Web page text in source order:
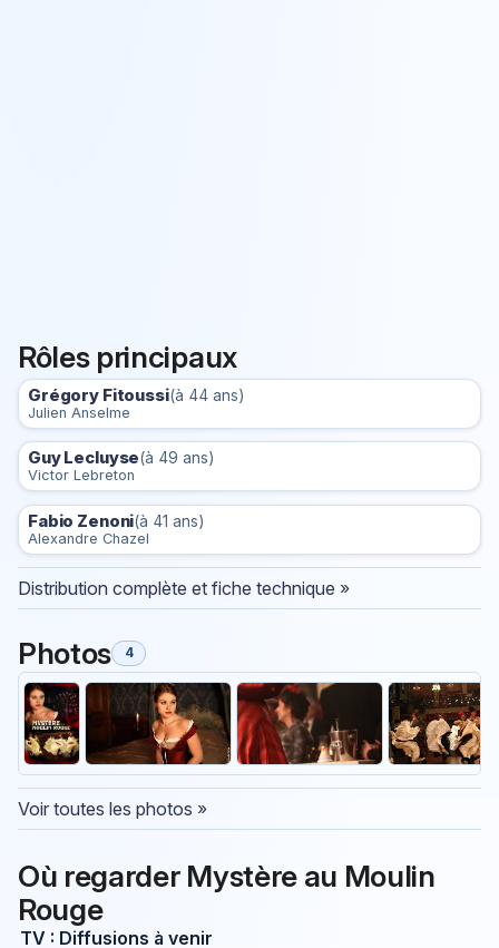
Rôles principaux
Grégory Fitoussi(à 44 ans)
Julien Anselme
Guy Lecluyse(à 49 ans)
Victor Lebreton
Fabio Zenoni(à 41 ans)
Alexandre Chazel
Distribution complète et fiche technique »
Photos 4
Voir toutes les photos »
Où regarder Mystère au Moulin
Rouge
TV : Diffusions à venir